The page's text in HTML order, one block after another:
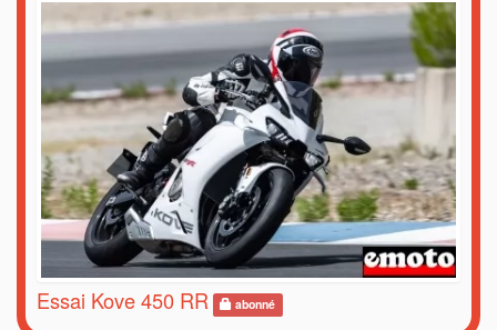
Essai Kove 450 RR abonné